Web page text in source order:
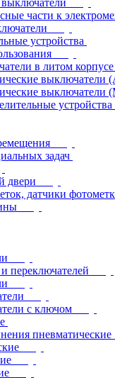
части к
устройства
в литом
выключатели
выключатели
устройства
задач
двери
датчики
переключателей
с ключом
пневматические